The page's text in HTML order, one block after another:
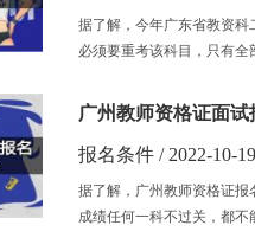
据了解，今年广东省教资
必须要重考该科目，只有全
广州教师资格证面
报名条件 / 2022-10-19
据了解，广州教师资格证
成绩任何一科不过关，都不